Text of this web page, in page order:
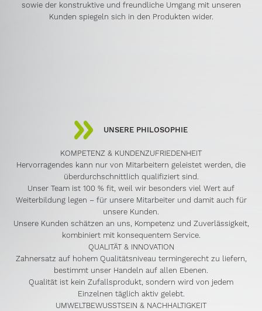
sowie der konstruktive und freundliche Umgang mit unseren
Kunden spiegeln sich in den Produkten wider.
UNSERE PHILOSOPHIE
KOMPETENZ & KUNDENZUFRIEDENHEIT
Hervorragendes kann nur von Mitarbeitern geleistet werden, die
überdurchschnittlich qualifiziert sind.
Unser Team ist 100 % fit, weil wir besonders viel Wert auf
Weiterbildung legen – für unsere Mitarbeiter und damit auch für
unsere Kunden.
Unsere Kunden schätzen an uns, Kompetenz und Zuverlässigkeit,
kombiniert mit konsequentem Service.
QUALITÄT & INNOVATION
Zahnersatz auf hohem Qualitätsniveau termingerecht zu liefern,
bestimmt unser Handeln auf allen Ebenen.
Qualität ist kein Zufallsprodukt, sondern wird von jedem
Einzelnen täglich aktiv gelebt.
UMWELTBEWUSSTSEIN & NACHHALTIGKEIT